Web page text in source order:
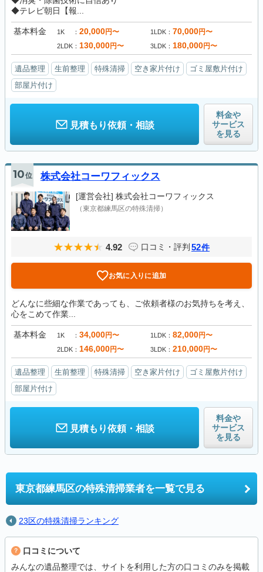
◆テレビ朝日【報...
基本料金 1K 20,000円〜 1LDK 70,000円〜
2LDK 130,000円〜 3LDK 180,000円〜
遺品整理 生前整理 特殊清掃 空き家片付け
ゴミ屋敷片付け
部屋片付け
見積もり依頼・相談
料金や
サービス
を見る
10位 株式会社コーワフィックス
[運営会社] 株式会社コーワフィックス
（東京都練馬区の特殊清掃）
4.92 口コミ・評判 52件
お気に入りに追加
どんなに些細な作業であっても、ご依頼者様のお気持ちを考え、
心をこめて作業...
基本料金 1K 34,000円〜 1LDK 82,000円〜
2LDK 146,000円〜 3LDK 210,000円〜
遺品整理 生前整理 特殊清掃 空き家片付け
ゴミ屋敷片付け
部屋片付け
見積もり依頼・相談
料金や
サービス
を見る
東京都練馬区の特殊清掃業者を一覧で見る
23区の特殊清掃ランキング
口コミについて
みんなの遺品整理では、サイトを利用した方の口コミのみを掲載